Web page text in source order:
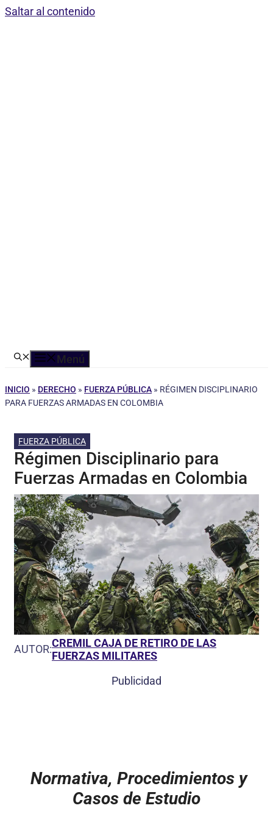
Saltar al contenido
Menú
INICIO » DERECHO » FUERZA PÚBLICA » RÉGIMEN DISCIPLINARIO
PARA FUERZAS ARMADAS EN COLOMBIA
FUERZA PÚBLICA
Régimen Disciplinario para
Fuerzas Armadas en Colombia
AUTOR:CREMIL CAJA DE RETIRO DE LAS
FUERZAS MILITARES
Publicidad
Normativa, Procedimientos y
Casos de Estudio